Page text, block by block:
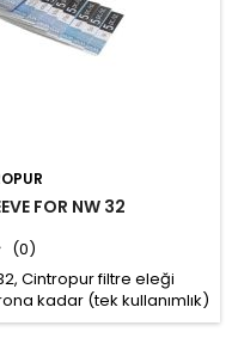
FOR NW 32
(0)
Cintropur filtre eleği
kadar (tek kullanımlık)
kadar (yıkanabilir)